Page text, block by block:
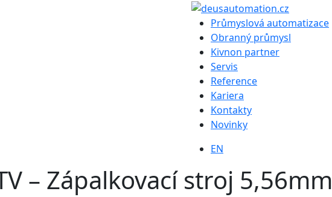
Průmyslová automatizace
Obranný průmysl
Kivnon partner
Servis
Reference
Kariera
Kontakty
Novinky
EN
– Zápalkovací stroj 5,56mm